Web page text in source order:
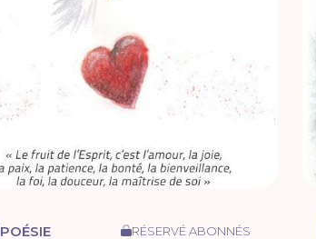
POÉSIE RÉSERVÉ ABONNÉS